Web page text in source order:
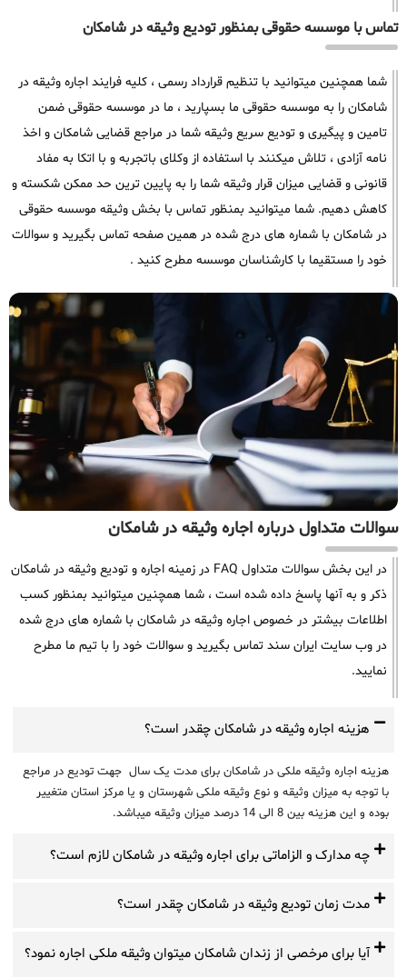
تماس با موسسه حقوقی بمنظور تودیع وثیقه در شامکان
شما همچنین میتوانید با تنظیم قرارداد رسمی ، کلیه فرایند اجاره وثیقه در
شامکان را به موسسه حقوقی ما بسپارید ، ما در موسسه حقوقی ضمن
تامین و پیگیری و تودیع سریع وثیقه شما در مراجع قضایی شامکان و اخذ
نامه آزادی ، تلاش میکنند با استفاده از وکلای باتجربه و با اتکا به مفاد
قانونی و قضایی میزان قرار وثیقه شما را به پایین ترین حد ممکن شکسته و
کاهش دهیم. شما میتوانید بمنظور تماس با بخش وثیقه موسسه حقوقی
در شامکان با شماره های درج شده در همین صفحه تماس بگیرید و سوالات
خود را مستقیما با کارشناسان موسسه مطرح کنید .
سوالات متداول درباره اجاره وثیقه در شامکان
در این بخش سوالات متداول FAQ در زمینه اجاره و تودیع وثیقه در شامکان
ذکر و به آنها پاسخ داده شده است ، شما همچنین میتوانید بمنظور کسب
اطلاعات بیشتر در خصوص اجاره وثیقه در شامکان با شماره های درج شده
در وب سایت ایران سند تماس بگیرید و سوالات خود را با تیم ما مطرح
نمایید.
هزینه اجاره وثیقه در شامکان چقدر است؟
هزینه اجاره وثیقه ملکی در شامکان برای مدت یک سال جهت تودیع در مراجع
با توجه به میزان وثیقه و نوع وثیقه ملکی شهرستان و یا مرکز استان متغییر
بوده و این هزینه بین 8 الی 14 درصد میزان وثیقه میباشد.
چه مدارک و الزاماتی برای اجاره وثیقه در شامکان لازم است؟
مدت زمان تودیع وثیقه در شامکان چقدر است؟
آیا برای مرخصی از زندان شامکان میتوان وثیقه ملکی اجاره نمود؟